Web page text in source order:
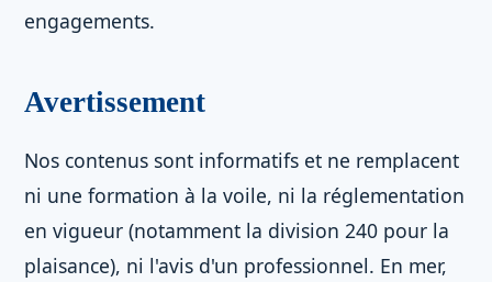
engagements.
Avertissement
Nos contenus sont informatifs et ne remplacent
ni une formation à la voile, ni la réglementation
en vigueur (notamment la division 240 pour la
plaisance), ni l'avis d'un professionnel. En mer,